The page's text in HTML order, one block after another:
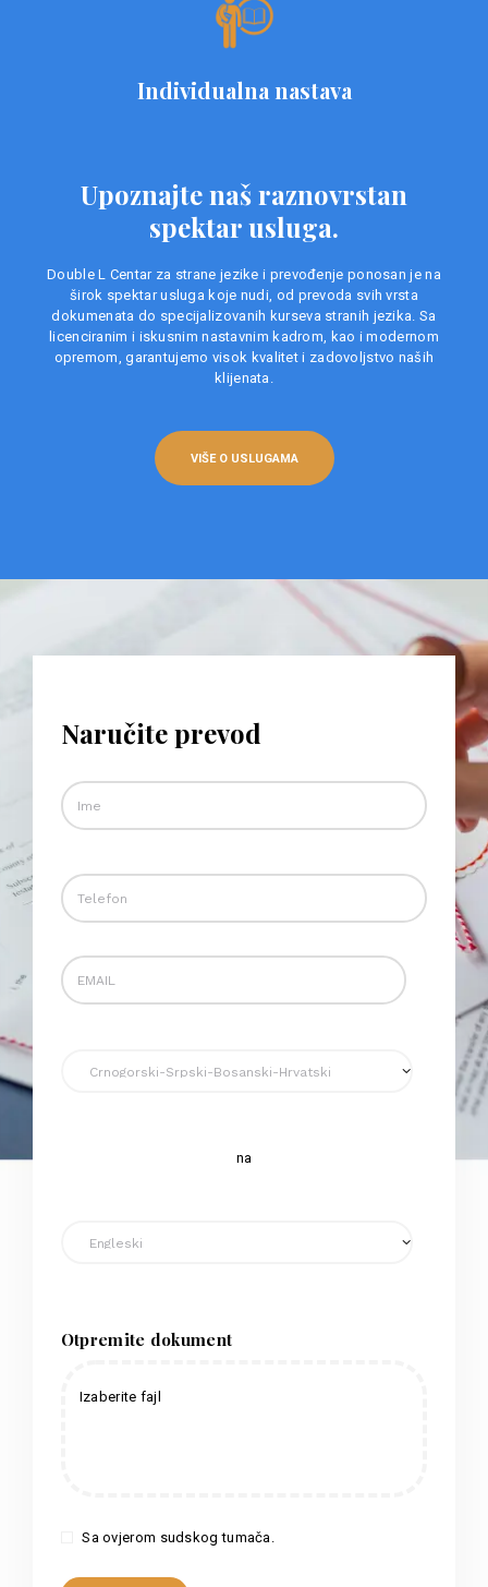
Individualna nastava
Upoznajte naš raznovrstan
spektar usluga.
Double L Centar za strane jezike i prevođenje ponosan je na
širok spektar usluga koje nudi, od prevoda svih vrsta
dokumenata do specijalizovanih kurseva stranih jezika. Sa
licenciranim i iskusnim nastavnim kadrom, kao i modernom
opremom, garantujemo visok kvalitet i zadovoljstvo naših
klijenata.
VIŠE O USLUGAMA
Naručite prevod
na
Otpremite dokument
Izaberite fajl
Sa ovjerom sudskog tumača.